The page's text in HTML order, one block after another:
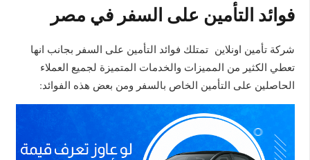
فوائد التأمين على السفر في مصر
شركة تأمين اونلاين تمتلك فوائد التأمين على السفر بجانب انها
تعطي الكثير من المميزات والخدمات المتميزة لجميع العملاء
الحاصلين على التأمين الخاص بالسفر ومن بعض هذه الفوائد: